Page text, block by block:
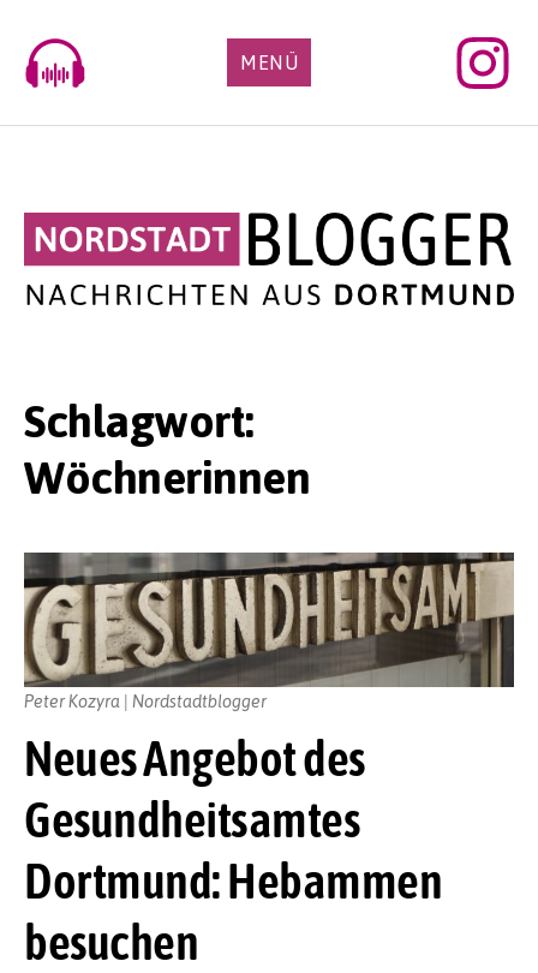
content
MENÜ
Schlagwort:
Wöchnerinnen
Neues Angebot des
Gesundheitsamtes
Dortmund: Hebammen
besuchen
Peter Kozyra | Nordstadtblogger